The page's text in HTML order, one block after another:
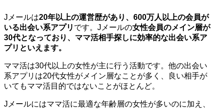
Jメールは20年以上の運営歴があり、600万人以上の会員が
いる出会い系アプリ です。Jメールの女性会員のメイン層が
30代となっており、ママ活相手探しに効率的な出会い系ア
プリといえます。
ママ活は30代以上の女性が主に行う活動です。他の出会い
系アプリは20代女性がメイン層なことが多く、良い相手が
いてもママ活目的ではないことがほとんど。
Jメールにはママ活に最適な年齢層の女性が多いのに加え、